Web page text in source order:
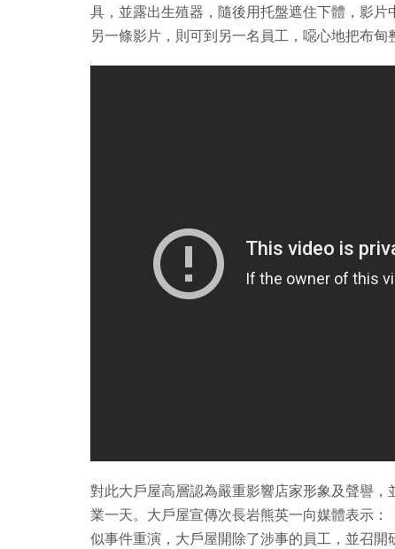
具，並露出生殖器，隨後用托盤遮住下體，影
另一條影片，則可到另一名員工，噁心地把布甸
對此大戶屋高層認為嚴重影響店家形象及聲譽
業一天。大戶屋宣傳次長岩熊英一向媒體表示
似事件重演，大戶屋開除了涉事的員工，並召